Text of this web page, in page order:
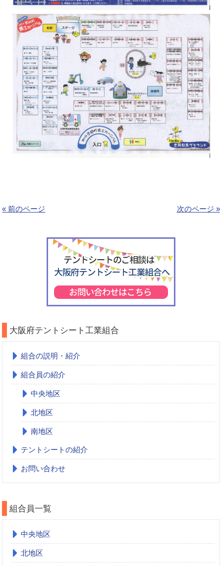
« 前のページ 次のページ »
大阪府テントシート工業組合
組合の説明・紹介
組合員の紹介
中央地区
北地区
南地区
テントシートの紹介
お問い合わせ
組合員一覧
中央地区
北地区